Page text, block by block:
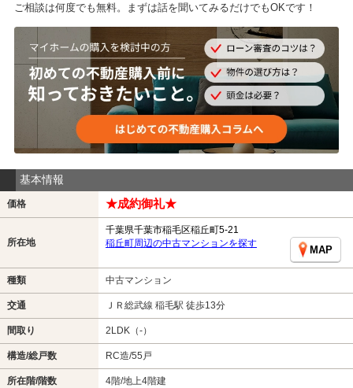
ご相談は何度でも無料。まずは話を聞いてみるだけでもOKです！
基本情報
価格 ★成約御礼★
所在地
千葉県千葉市稲毛区稲丘町5-21
稲丘町周辺の中古マンションを探す
MAP
種類 中古マンション
交通 ＪＲ総武線 稲毛駅 徒歩13分
間取り 2LDK（-）
構造/総戸数 RC造/55戸
所在階/階数 4階/地上4階建